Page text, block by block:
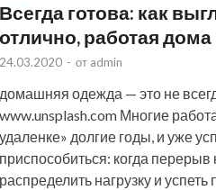
Всегда готова: как
отлично, работая дома
24.03.2020 - от admin
домашняя одежда — это не
www.unsplash.com Многие
удаленке» долгие годы, и уже
приспособиться: когда перерыв
распределить нагрузку и успеть